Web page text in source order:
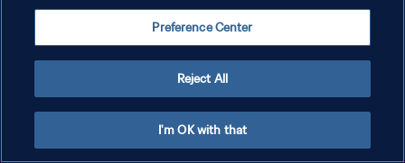
AJUSTAR LA CONFIGURACIÓN DE LAS COOKIES
Preference Center
Reject All
I'm OK with that